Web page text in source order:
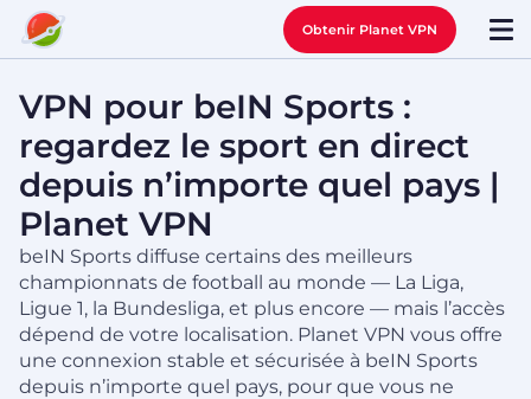
Obtenir Planet VPN
VPN pour beIN Sports :
regardez le sport en direct
depuis n’importe quel pays |
Planet VPN
beIN Sports diffuse certains des meilleurs
championnats de football au monde — La Liga,
Ligue 1, la Bundesliga, et plus encore — mais l’accès
dépend de votre localisation. Planet VPN vous offre
une connexion stable et sécurisée à beIN Sports
depuis n’importe quel pays, pour que vous ne